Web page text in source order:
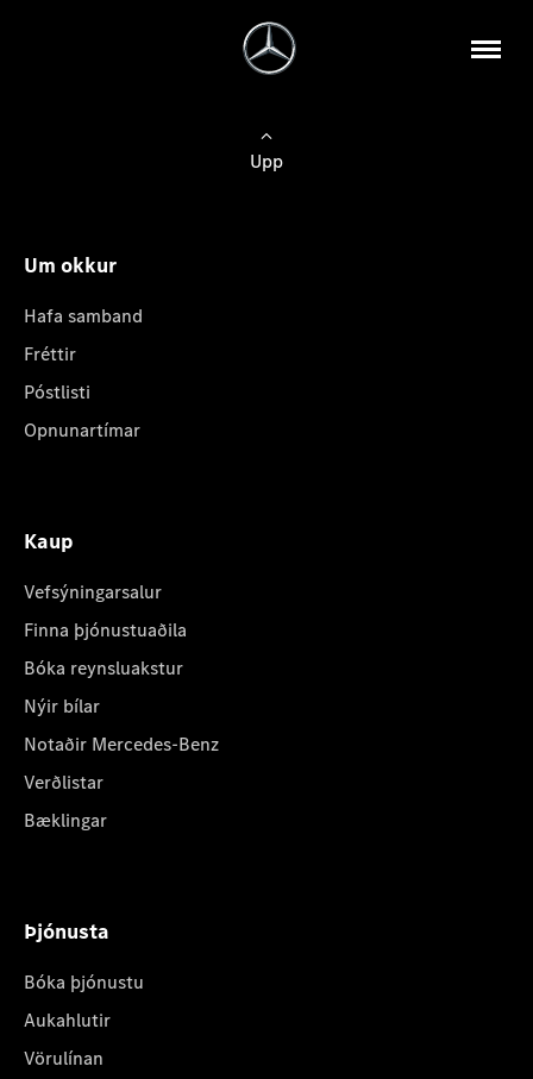
Upp
Um okkur
Hafa samband
Fréttir
Póstlisti
Opnunartímar
Kaup
Vefsýningarsalur
Finna þjónustuaðila
Bóka reynsluakstur
Nýir bílar
Notaðir Mercedes-Benz
Verðlistar
Bæklingar
Þjónusta
Bóka þjónustu
Aukahlutir
Vörulínan